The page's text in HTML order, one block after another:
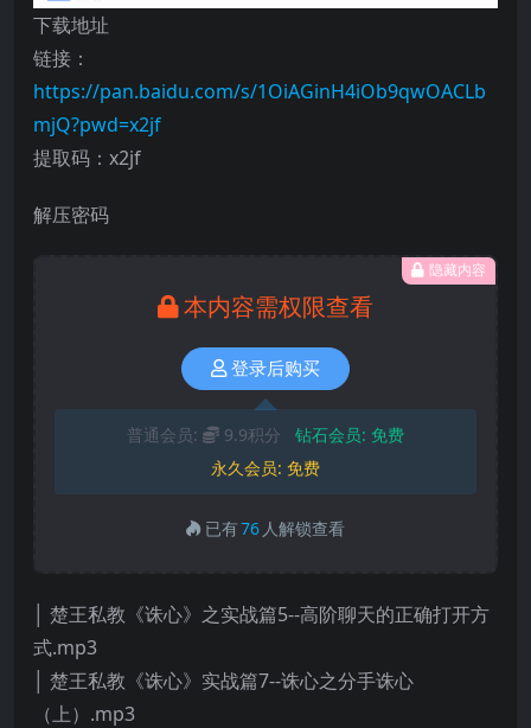
下载地址
链接：
https://pan.baidu.com/s/1OiAGinH4iOb9qwOACLb
mjQ?pwd=x2jf
提取码：x2jf
解压密码
隐藏内容
本内容需权限查看
登录后购买
普通会员: 9.9积分 钻石会员: 免费
永久会员: 免费
已有76 人解锁查看
│ 楚王私教《诛心》之实战篇5--高阶聊天的正确打开方
式.mp3
│ 楚王私教《诛心》实战篇7--诛心之分手诛心
（上）.mp3